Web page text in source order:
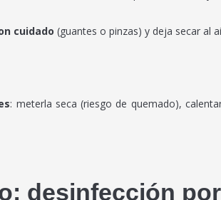
cuidado (guantes o pinzas) y deja secar al
: meterla seca (riesgo de quemado),
desinfección